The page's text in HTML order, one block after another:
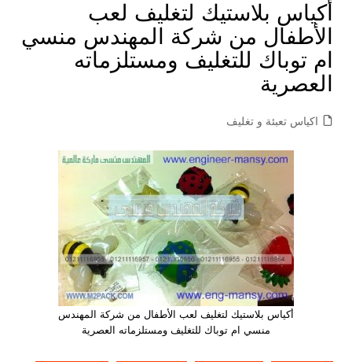
أكياس بلاستيك لتغليف لعب
الأطفال من شركة المهندس منسي
ام توباك للتغليف ومستلزماته
العصرية
اكياس تعبئة و تغليف
أكياس بلاستيك لتغليف لعب الأطفال من شركة المهندس
منسي ام توباك للتغليف ومستلزماته العصرية